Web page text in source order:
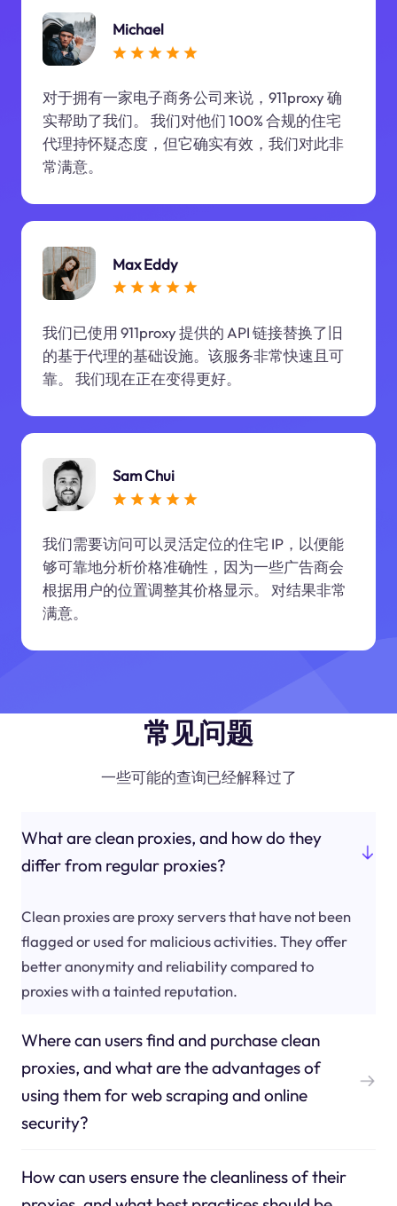
Michael
对于拥有一家电子商务公司来说，911proxy 确
实帮助了我们。 我们对他们 100% 合规的住宅
代理持怀疑态度，但它确实有效，我们对此非
常满意。
Max Eddy
我们已使用 911proxy 提供的 API 链接替换了旧
的基于代理的基础设施。该服务非常快速且可
靠。 我们现在正在变得更好。
Sam Chui
我们需要访问可以灵活定位的住宅 IP，以便能
够可靠地分析价格准确性，因为一些广告商会
根据用户的位置调整其价格显示。 对结果非常
满意。
常见问题
一些可能的查询已经解释过了
What are clean proxies, and how do they
differ from regular proxies?
Clean proxies are proxy servers that have not been
flagged or used for malicious activities. They offer
better anonymity and reliability compared to
proxies with a tainted reputation.
Where can users find and purchase clean
proxies, and what are the advantages of
using them for web scraping and online
security?
How can users ensure the cleanliness of their